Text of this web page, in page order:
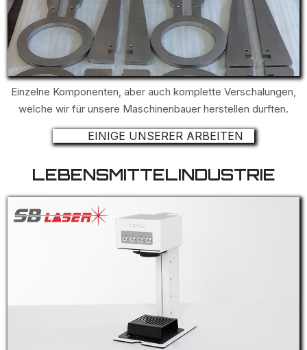
Einzelne Komponenten, aber auch komplette Verschalungen,
welche wir für unsere Maschinenbauer herstellen durften.
EINIGE UNSERER ARBEITEN
LEBENSMITTELINDUSTRIE